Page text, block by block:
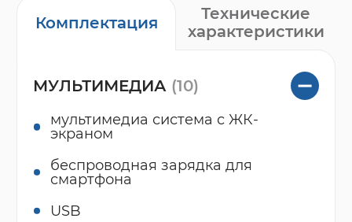
Комплектация
Технические
характеристики
МУЛЬТИМЕДИА (10)
мультимедиа система с ЖК-
экраном
беспроводная зарядка для
смартфона
USB